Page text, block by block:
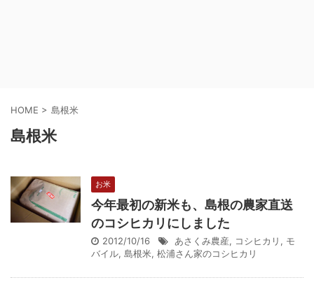
HOME > 島根米
島根米
お米
今年最初の新米も、島根の農家直送
のコシヒカリにしました
2012/10/16 あさくみ農産, コシヒカリ , モ
バイル, 島根米, 松浦さん家のコシヒカリ